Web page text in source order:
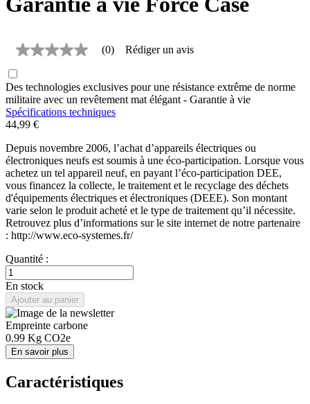
Aucune
de
notation
Lien
sur
la
même
page.
(0) Rédiger un avis
Des technologies exclusives pour une résistance extrême de norme
militaire avec un revêtement mat élégant - Garantie à vie
Spécifications techniques
44,99 €
Depuis novembre 2006, l’achat d’appareils électriques ou
électroniques neufs est soumis à une éco-participation. Lorsque vous
achetez un tel appareil neuf, en payant l’éco-participation DEE,
vous financez la collecte, le traitement et le recyclage des déchets
d'équipements électriques et électroniques (DEEE). Son montant
varie selon le produit acheté et le type de traitement qu’il nécessite.
Retrouvez plus d’informations sur le site internet de notre partenaire
: http://www.eco-systemes.fr/
Quantité :
En stock
Ajouter au panier
Empreinte carbone
0.99 Kg CO2e
En savoir plus
Caractéristiques